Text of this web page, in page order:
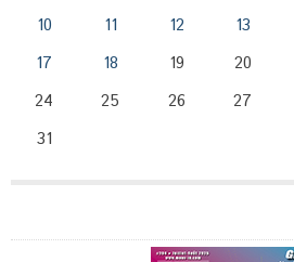
10
11 12 13
17
18 19 20
24
25 26 27
31